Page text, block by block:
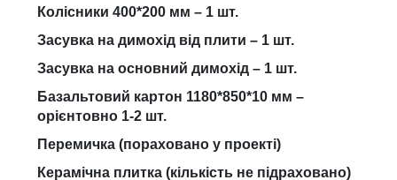
Колісники 400*200 мм – 1 шт.
Засувка на димохід від плити – 1 шт.
Засувка на основний димохід – 1 шт.
Базальтовий картон 1180*850*10 мм –
орієнтовно 1-2 шт.
Перемичка (пораховано у проекті)
Керамічна плитка (кількість не підраховано)